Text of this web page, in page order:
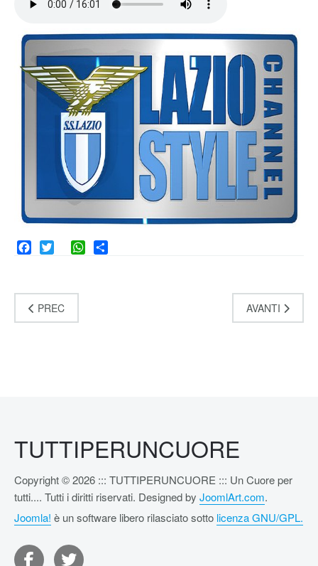
PREC AVANTI
TUTTIPERUNCUORE
Copyright © 2026 ::: TUTTIPERUNCUORE ::: Un Cuore per
tutti.... Tutti i diritti riservati. Designed by JoomlArt.com.
Joomla! è un software libero rilasciato sotto licenza GNU/GPL.